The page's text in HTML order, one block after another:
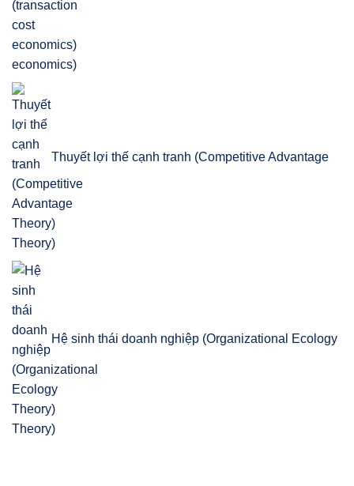
economics)
Thuyết lợi thế cạnh tranh (Competitive Advantage
Theory)
Hệ sinh thái doanh nghiệp (Organizational Ecology
Theory)